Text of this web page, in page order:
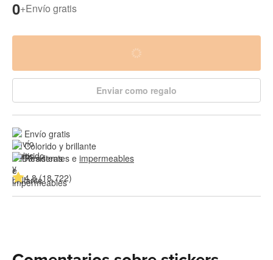
0+Envío gratis
Enviar como regalo
Envío gratis
Colorido y brillante
Resistentes e impermeables
4.8 (18,722)